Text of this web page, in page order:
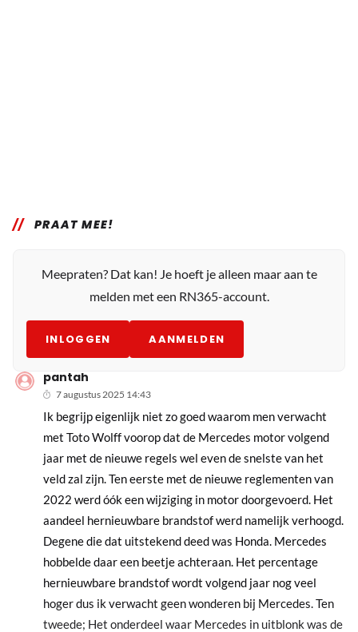
PRAAT MEE!
Meepraten? Dat kan! Je hoeft je alleen maar aan te
melden met een RN365-account.
INLOGGEN AANMELDEN
pantah
7 augustus 2025 14:43
Ik begrijp eigenlijk niet zo goed waarom men verwacht
met Toto Wolff voorop dat de Mercedes motor volgend
jaar met de nieuwe regels wel even de snelste van het
veld zal zijn. Ten eerste met de nieuwe reglementen van
2022 werd óók een wijziging in motor doorgevoerd. Het
aandeel hernieuwbare brandstof werd namelijk verhoogd.
Degene die dat uitstekend deed was Honda. Mercedes
hobbelde daar een beetje achteraan. Het percentage
hernieuwbare brandstof wordt volgend jaar nog veel
hoger dus ik verwacht geen wonderen bij Mercedes. Ten
tweede; Het onderdeel waar Mercedes in uitblonk was de